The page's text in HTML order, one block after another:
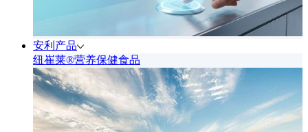
安利产品
纽崔莱®营养保健食品